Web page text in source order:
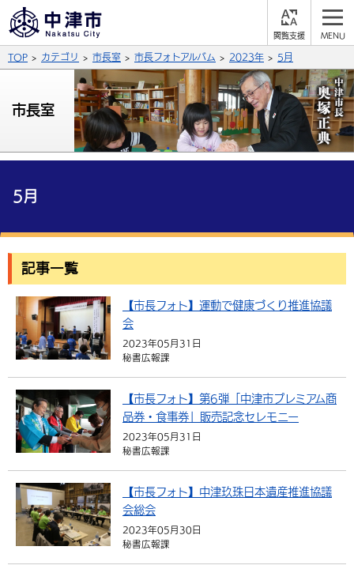
支
ふりがなをつける
背景色
青
文字の大きさ
拡大 標準 縮小
英語（English）
サイト内検索
くらしの情報
届出・登録・証明
福祉・介護 健康・予防
税金 住宅・インフラ
選挙 外国人の方向け情報
事業者の方へ
入札・契約 産業・雇用
農林水産業 税金
子育て・教育
施設情報 子どもを預ける
手当・助成 健康・医療
相談・支援・情報 計画・施策
観光・移住
観光なび スポットを探す
遊ぶ・体験する グルメ・食べる
買う・おみやげ 四季のイベント・祭り
市政情報
中津市について 市役所の紹介
地方創生・地域活性化 広報・広聴
TOP カテゴリ 市長室 市長フォトアルバム 2023年 5月
市長室
5月
記事一覧
【市長フォト】運動で健康づくり推進協議
会
2023年05月31日
秘書広報課
【市長フォト】第6弾「中津市プレミアム商
品券・食事券」販売記念セレモニー
2023年05月31日
秘書広報課
【市長フォト】中津玖珠日本遺産推進協議
会総会
2023年05月30日
秘書広報課